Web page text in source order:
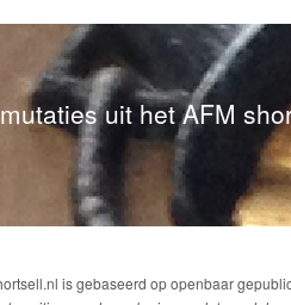
uit het AFM
is gebaseerd op openbaar